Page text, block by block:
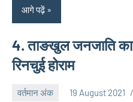
आगे पढ़ें
4. ताङखुल जनजाति
रिनचुई होराम
वर्तमान अंक 19 August 2021